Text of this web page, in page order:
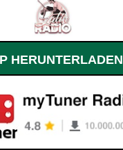
HERUNTERLADEN